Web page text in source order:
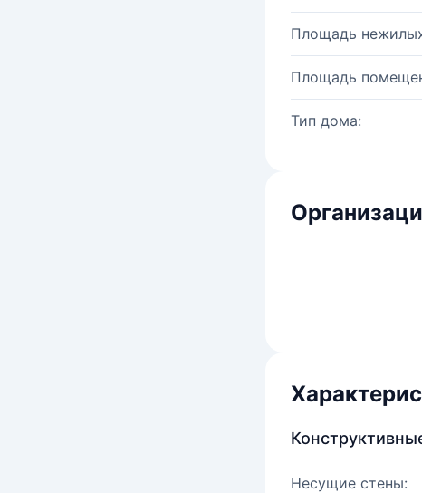
Площадь
Площадь
Тип дома:
Несущие стены: